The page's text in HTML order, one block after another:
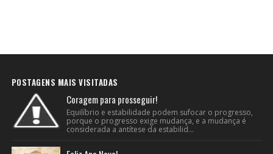
POSTAGENS MAIS VISITADAS
Coragem para prosseguir!
Equilíbrio e estabilidade podem sufocar o progresso,
porque o progresso exige mudança, e a mudança é
considerada a antítese da estabilid...